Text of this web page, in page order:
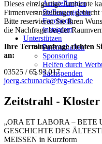
Ausstellungen
Stellenangebote
Facebook
Instagram
Unterstützen
Patenschaften
Sponsoring
Helfen durch
Sachspenden
Dieses einzigartige Ambiente
Firmenveranstaltungen gebucht
Bitte reservieren Sie Ihren
die Nachfrage bei der
Ihre Terminanfrage richten
an:
03525 / 65 93 017
joerg.schunack@fvg-riesa.de
Zeitstrahl - Kloster
„ORA ET LABORA – BETE
GESCHICHTE DES
MEISSEN in Kurzform